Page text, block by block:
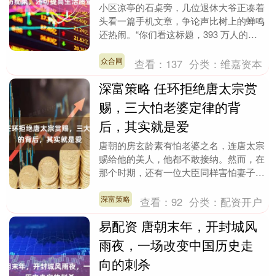
小区凉亭的石桌旁，几位退休大爷正凑着
头看一篇手机文章，争论声比树上的蝉鸣
还热闹。“你们看这标题，393 万人的全
活质量！” ....
众合网 查看： 137 分类：维嘉资本
深富策略 任环拒绝唐太宗赏
赐，三大怕老婆定律的背
后，其实就是爱
唐朝的房玄龄素有怕老婆之名，连唐太宗
赐给他的美人，他都不敢接纳。然而，在
那个时期，还有一位大臣同样害怕妻子，
次，有人因他妻子....
深富策略 查看：92 分类： 配资开户
易配资 唐朝末年，开封城风
雨夜，一场改变中国历史走
向的刺杀